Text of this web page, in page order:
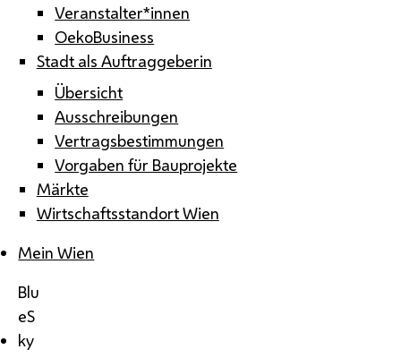
Veranstalter*innen
OekoBusiness
Stadt als Auftraggeberin
Übersicht
Ausschreibungen
Vertragsbestimmungen
Vorgaben für Bauprojekte
Märkte
Wirtschaftsstandort Wien
Mein Wien
Blu
eS
ky